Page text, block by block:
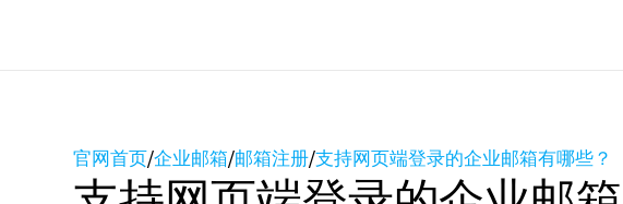
官网首页/企业邮箱/邮箱注册/支持网页端登录的企业邮箱有哪些？